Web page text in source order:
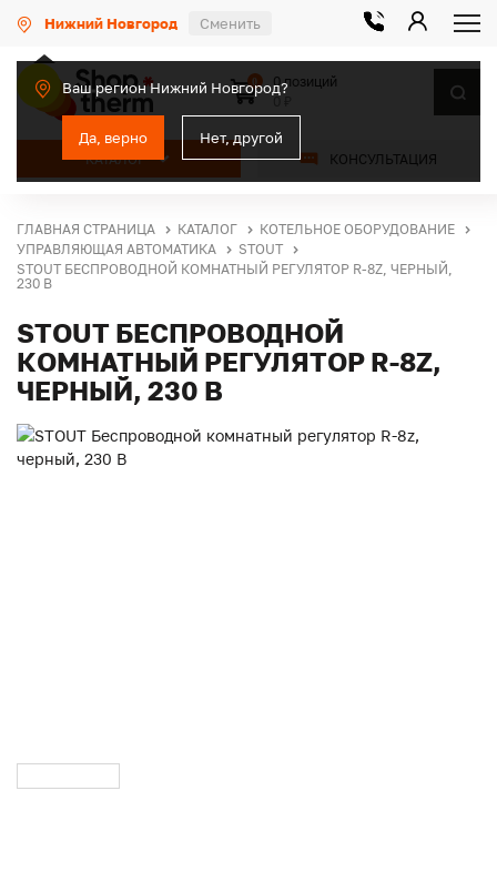
Нижний Новгород Сменить
Ваш регион Нижний Новгород?
Да, верно Нет, другой
КАТАЛОГ КОНСУЛЬТАЦИЯ
0
0 позиций
ГЛАВНАЯ СТРАНИЦА КАТАЛОГ
КОТЕЛЬНОЕ ОБОРУДОВАНИЕ
УПРАВЛЯЮЩАЯ АВТОМАТИКА
STOUT
STOUT БЕСПРОВОДНОЙ КОМНАТНЫЙ РЕГУЛЯТОР R-8Z, ЧЕРНЫЙ,
230 В
STOUT БЕСПРОВОДНОЙ
КОМНАТНЫЙ РЕГУЛЯТОР R-8Z,
ЧЕРНЫЙ, 230 В